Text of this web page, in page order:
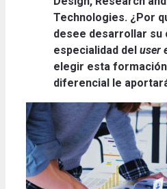
Technologies. ¿Por
desee desarrollar su
especialidad del user
elegir esta
diferencial le